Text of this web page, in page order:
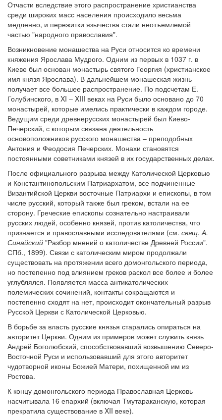
Отчасти вследствие этого распространение христианства
среди широких масс населения происходило весьма
медленно, и пережитки язычества стали неотъемлемой
частью "народного православия".
Возникновение монашества на Руси относится ко времени
княжения Ярослава Мудрого. Одним из первых в 1037 г. в
Киеве был основан монастырь святого Георгия (христианское
имя князя Ярослава). В дальнейшем монашеская жизнь
получает все большее распространение. По подсчетам Е.
Голубинского, в XI – XIII веках на Руси было основано до 70
монастырей, которые имелись практически в каждом городе.
Ведущим среди древнерусских монастырей был Киево-
Печерский, с которым связана деятельность
основоположников русского монашества – преподобных
Антония и Феодосия Печерских. Монахи становятся
постоянными советниками князей в их государственных делах.
После официального разрыва между Католической Церковью
и Константинопольским Патриархатом, все подчиненные
Византийской Церкви восточные Патриархи и епископы, в том
числе русский, который также был греком, встали на ее
сторону. Греческие епископы сознательно настраивали
русских людей, особенно князей, против католичества, что
признается и православными исследователями (см. свящ. А.
Синайский "Разбор мнений о католичестве Древней России".
СПб., 1899). Связи с католическим миром продолжали
существовать на протяжении всего домонгольского периода,
но постепенно под влиянием греков раскол все более и более
углублялся. Появляется масса антикатолических
полемических сочинений, контакты сокращаются и
постепенно сходят на нет, происходит окончательный разрыв
Русской Церкви с Католической Церковью.
В борьбе за власть русские князья старались опираться на
авторитет Церкви. Одним из примеров может служить князь
Андрей Боголюбский, способствовавший возвышению Северо-
Восточной Руси и использовавший для этого авторитет
чудотворной иконы Божией Матери, похищенной им из
Ростова.
К концу домонгольского периода Православная Церковь
насчитывала 16 епархий (включая Тмутараканскую, которая
прекратила существование в XII веке).